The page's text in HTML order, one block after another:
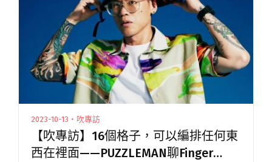
在浪人祭演出「非常爽」的背後——主辦人蕭達
謙分享規劃大型活動的小經驗"
2023-10-13・吹專訪
【吹專訪】16個格子，可以編排任何東
西在裡面——PUZZLEMAN聊Finger